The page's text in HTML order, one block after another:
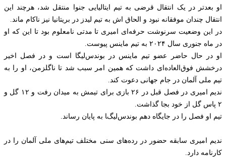
او بعدتر در یک انتقال قرضی به تیم ایتالیایی جنوا منتقل شد، هرچند این
انتقال چندان موفقانه نبود و الحاق اش به تیم لیدز در بریتانیا نیز ناکام ماند.
در این وضعیت سرنوشت حرفه‌ای امیری تا مدتی نامعلوم بود تا این که او
در ماه جنوری سال ۲۰۲۴ به تیم ماینس پیوست.
او در حال حاضر عضو تیم ماینس در بوندس‌لیگا است و در فصل اخیر
درخشش فوق‌العاده‌ای داشت که همین امر سبب شد تا ناگلزمن، او را به
تیم ملی آلمان در جام جهانی دعوت کند.
ندیم امیری در فصل قبل در ۲۶ بازی برای تیمش به میدان رفت و ۱۲ گل و
۲ پاس گل از خود بجا گذاشت.
تیم او فصل را در جایگاه دهم بوندس‌لیگا به پایان رساند.
ندیم امیری سابقه حضور در رده‌های سنی مختلف تیم‌های ملی آلمان را در
کارنامه دارد.